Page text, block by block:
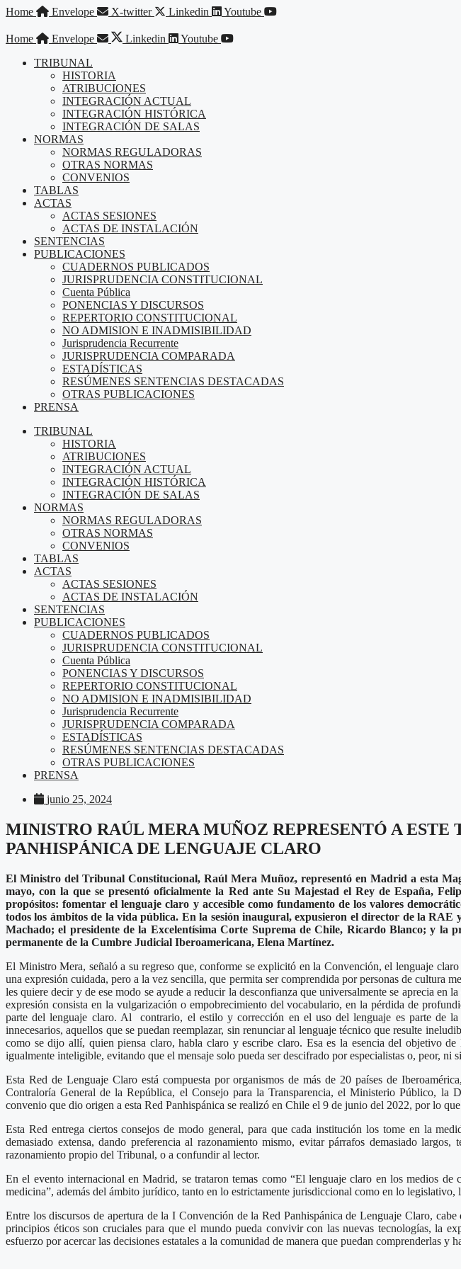
Saltar
contenido
Home Envelope X-twitter Linkedin Youtube
Home Envelope Linkedin
Youtube
TRIBUNAL
HISTORIA
ATRIBUCIONES
INTEGRACIÓN ACTUAL
INTEGRACIÓN HISTÓRICA
INTEGRACIÓN DE SALAS
NORMAS
NORMAS REGULADORAS
OTRAS NORMAS
CONVENIOS
TABLAS
ACTAS
ACTAS SESIONES
ACTAS DE INSTALACIÓN
SENTENCIAS
PUBLICACIONES
CUADERNOS PUBLICADOS
JURISPRUDENCIA CONSTITUCIONAL
Cuenta Pública
PONENCIAS Y DISCURSOS
REPERTORIO CONSTITUCIONAL
NO ADMISION E INADMISIBILIDAD
Jurisprudencia Recurrente
JURISPRUDENCIA COMPARADA
ESTADÍSTICAS
RESÚMENES SENTENCIAS DESTACADAS
OTRAS PUBLICACIONES
PRENSA
TRIBUNAL
HISTORIA
ATRIBUCIONES
INTEGRACIÓN ACTUAL
INTEGRACIÓN HISTÓRICA
INTEGRACIÓN DE SALAS
NORMAS
NORMAS REGULADORAS
OTRAS NORMAS
CONVENIOS
TABLAS
ACTAS
ACTAS SESIONES
ACTAS DE INSTALACIÓN
SENTENCIAS
PUBLICACIONES
CUADERNOS PUBLICADOS
JURISPRUDENCIA CONSTITUCIONAL
Cuenta Pública
PONENCIAS Y DISCURSOS
REPERTORIO CONSTITUCIONAL
NO ADMISION E INADMISIBILIDAD
Jurisprudencia Recurrente
JURISPRUDENCIA COMPARADA
ESTADÍSTICAS
RESÚMENES SENTENCIAS DESTACADAS
OTRAS PUBLICACIONES
PRENSA
junio 25, 2024
MINISTRO RAÚL MERA MUÑOZ REPRESENTÓ A
PANHISPÁNICA DE LENGUAJE CLARO
El Ministro del Tribunal Constitucional, Raúl Mera Muñoz, representó en Madrid a esta
mayo, con la que se presentó oficialmente la Red ante Su Majestad el Rey de España,
propósitos: fomentar el lenguaje claro y accesible como fundamento de los valores
todos los ámbitos de la vida pública. En la sesión inaugural, expusieron el director de la RAE
Machado; el presidente de la Excelentísima Corte Suprema de Chile, Ricardo Blanco; y
permanente de la Cumbre Judicial Iberoamericana, Elena Martínez.
El Ministro Mera, señaló a su regreso que, conforme se explicitó en la Convención, el lenguaje
una expresión cuidada, pero a la vez sencilla, que permita ser comprendida por personas de cultura
les quiere decir y de ese modo se ayude a reducir la desconfianza que universalmente se aprecia
expresión consista en la vulgarización o empobrecimiento del vocabulario, en la pérdida de
parte del lenguaje claro. Al contrario, el estilo y corrección en el uso del lenguaje es parte de
innecesarios, aquellos que se puedan reemplazar, sin renunciar al lenguaje técnico que resulte
como se dijo allí, quien piensa claro, habla claro y escribe claro. Esa es la esencia del objetivo
igualmente inteligible, evitando que el mensaje solo pueda ser descifrado por especialistas o, peor,
Esta Red de Lenguaje Claro está compuesta por organismos de más de 20 países de
Contraloría General de la República, el Consejo para la Transparencia, el Ministerio Público, la
convenio que dio origen a esta Red Panhispánica se realizó en Chile el 9 de junio del 2022, por lo
Esta Red entrega ciertos consejos de modo general, para que cada institución los tome en la
demasiado extensa, dando preferencia al razonamiento mismo, evitar párrafos demasiado
razonamiento propio del Tribunal, o a confundir al lector.
En el evento internacional en Madrid, se trataron temas como “El lenguaje claro en los medios
medicina”, además del ámbito jurídico, tanto en lo estrictamente jurisdiccional como en lo
Entre los discursos de apertura de la I Convención de la Red Panhispánica de Lenguaje Claro,
principios éticos son cruciales para que el mundo pueda convivir con las nuevas tecnologías, la
esfuerzo por acercar las decisiones estatales a la comunidad de manera que puedan comprenderlas y